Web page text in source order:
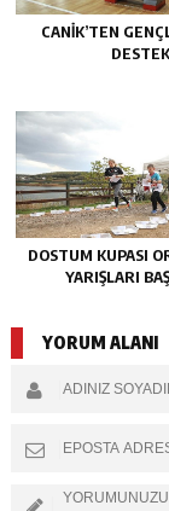
CANIK’TEN
DESTEK
DOSTUM KUPASI
YARIŞLARI
YORUM ALANI